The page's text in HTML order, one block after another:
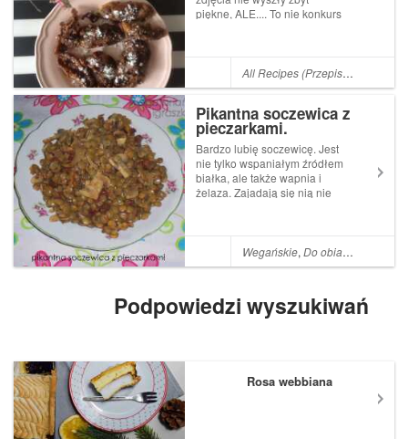
piękne, ALE.... To nie konkurs
:)Szybki przepis na szybką
przekąskę czy śniadanie.
All Recipes (Przepisy),
Pikantna soczewica z
pieczarkami.
Bardzo lubię soczewicę. Jest
nie tylko wspaniałym źródłem
białka, ale także wapnia i
żelaza. Zajadają się nią nie
zupy, pierogi, pasty, pasztety i
wiele innych. Os...
Wegańskie,Do obiadu
Podpowiedzi wyszukiwań
Rosa webbiana